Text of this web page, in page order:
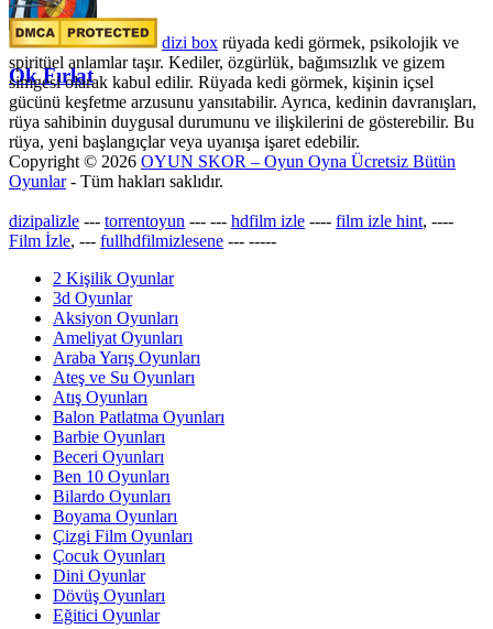
Ok Fırlat
dizi box rüyada kedi görmek​, psikolojik ve
spiritüel anlamlar taşır. Kediler, özgürlük, bağımsızlık ve gizem
simgesi olarak kabul edilir. Rüyada kedi görmek, kişinin içsel
gücünü keşfetme arzusunu yansıtabilir. Ayrıca, kedinin davranışları,
rüya sahibinin duygusal durumunu ve ilişkilerini de gösterebilir. Bu
rüya, yeni başlangıçlar veya uyanışa işaret edebilir.
Copyright © 2026 OYUN SKOR – Oyun Oyna Ücretsiz Bütün
Oyunlar- Tüm hakları saklıdır.
dizipalizle --- torrentoyun --- --- hdfilm izle ---- film izle hint, ----
Film İzle, --- fullhdfilmizlesene --- -----
2 Kişilik Oyunlar
3d Oyunlar
Aksiyon Oyunları
Ameliyat Oyunları
Araba Yarış Oyunları
Ateş ve Su Oyunları
Atış Oyunları
Balon Patlatma Oyunları
Barbie Oyunları
Beceri Oyunları
Ben 10 Oyunları
Bilardo Oyunları
Boyama Oyunları
Çizgi Film Oyunları
Çocuk Oyunları
Dini Oyunlar
Dövüş Oyunları
Eğitici Oyunlar